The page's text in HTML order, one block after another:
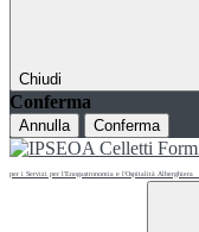
Chiudi
Conferma
Annulla Conferma
per i Servizi per l'Enogastronomia e l'Ospitalità Alberghiera